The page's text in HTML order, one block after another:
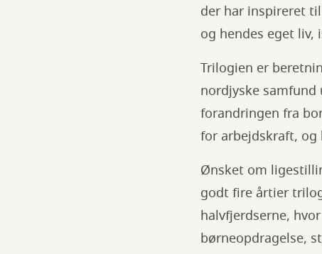
der har inspireret
og hendes eget
Trilogien er
nordjyske
forandringen fra
for arbejdskraft, og
Ønsket om
godt fire årtier
halvfjerdserne,
børneopdragelse,